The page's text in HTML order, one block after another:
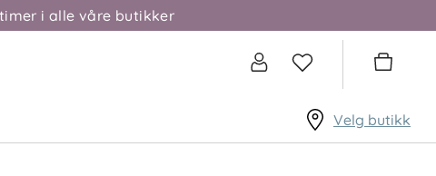
i alle våre butikker
Velg butikk